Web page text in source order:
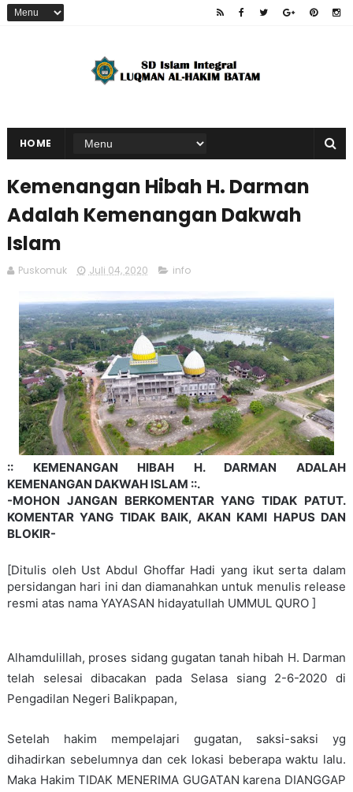
HOME
Kemenangan Hibah H. Darman
Adalah Kemenangan Dakwah
Islam
Puskomuk Juli 04, 2020 info
:: KEMENANGAN HIBAH H. DARMAN ADALAH
KEMENANGAN DAKWAH ISLAM ::.
-MOHON JANGAN BERKOMENTAR YANG TIDAK PATUT.
KOMENTAR YANG TIDAK BAIK, AKAN KAMI HAPUS DAN
BLOKIR-
[Ditulis oleh Ust Abdul Ghoffar Hadi yang ikut serta dalam
persidangan hari ini dan diamanahkan untuk menulis release
resmi atas nama YAYASAN hidayatullah UMMUL QURO ]
Alhamdulillah, proses sidang gugatan tanah hibah H. Darman
telah selesai dibacakan pada Selasa siang 2-6-2020 di
Pengadilan Negeri Balikpapan,
Setelah hakim mempelajari gugatan, saksi-saksi yg
dihadirkan sebelumnya dan cek lokasi beberapa waktu lalu.
Maka Hakim TIDAK MENERIMA GUGATAN karena DIANGGAP